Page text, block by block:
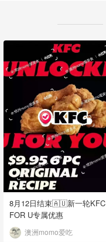
8月12日结束🇦🇺新一轮KFC
FOR U专属优惠
澳洲momo爱吃